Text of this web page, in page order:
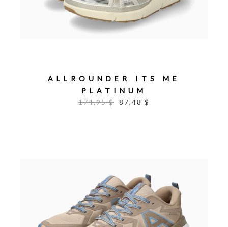
ALLROUNDER ITS ME
PLATINUM
174,95 $ 87,48 $